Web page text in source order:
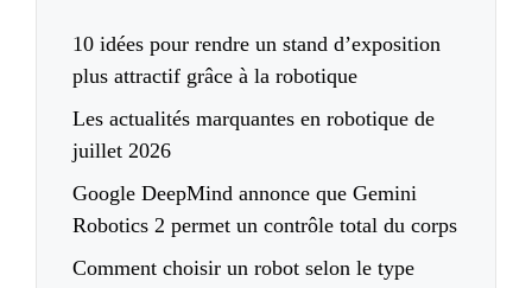
10 idées pour rendre un stand d’exposition
plus attractif grâce à la robotique
Les actualités marquantes en robotique de
juillet 2026
Google DeepMind annonce que Gemini
Robotics 2 permet un contrôle total du corps
Comment choisir un robot selon le type